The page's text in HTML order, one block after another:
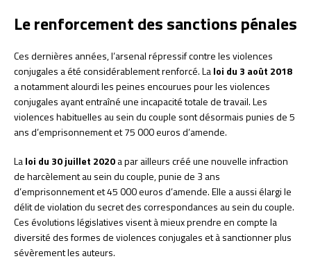
Le renforcement des sanctions pénales
Ces dernières années, l’arsenal répressif contre les violences
conjugales a été considérablement renforcé. Laloi du 3 août 2018
a notamment alourdi les peines encourues pour les violences
conjugales ayant entraîné une incapacité totale de travail. Les
violences habituelles au sein du couple sont désormais punies de 5
ans d’emprisonnement et 75 000 euros d’amende.
Laloi du 30 juillet 2020a par ailleurs créé une nouvelle infraction
de harcèlement au sein du couple, punie de 3 ans
d’emprisonnement et 45 000 euros d’amende. Elle a aussi élargi le
délit de violation du secret des correspondances au sein du couple.
Ces évolutions législatives visent à mieux prendre en compte la
diversité des formes de violences conjugales et à sanctionner plus
sévèrement les auteurs.